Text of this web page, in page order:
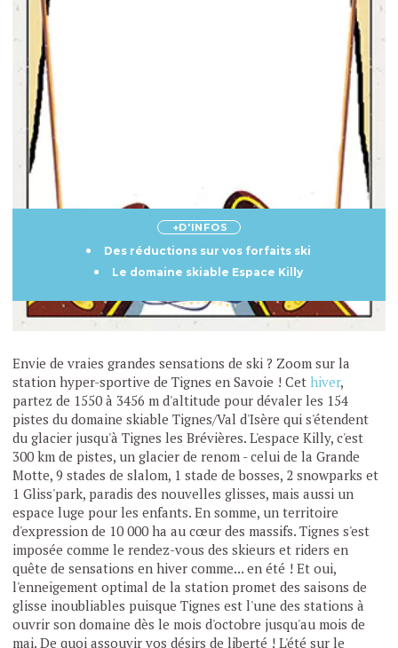
+D'INFOS
Des réductions sur vos forfaits ski
Le domaine skiable Espace Killy
Envie de vraies grandes sensations de ski ? Zoom sur la
station hyper-sportive de Tignes en Savoie ! Cethiver,
partez de 1550 à 3456 m d'altitude pour dévaler les 154
pistes du domaine skiable Tignes/Val d'Isère qui s'étendent
du glacier jusqu'à Tignes les Brévières. L'espace Killy, c'est
300 km de pistes, un glacier de renom - celui de la Grande
Motte, 9 stades de slalom, 1 stade de bosses, 2 snowparks et
1 Gliss'park, paradis des nouvelles glisses, mais aussi un
espace luge pour les enfants. En somme, un territoire
d'expression de 10 000 ha au cœur des massifs. Tignes s'est
imposée comme le rendez-vous des skieurs et riders en
quête de sensations en hiver comme... en été ! Et oui,
l'enneigement optimal de la station promet des saisons de
glisse inoubliables puisque Tignes est l'une des stations à
ouvrir son domaine dès le mois d'octobre jusqu'au mois de
mai. De quoi assouvir vos désirs de liberté ! L'été sur le